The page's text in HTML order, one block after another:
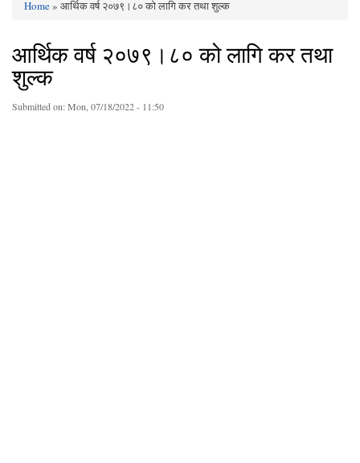
Home» आर्थिक वर्ष २०७९।८० को लागि कर तथा शुल्क
आर्थिक वर्ष २०७९।८० को लागि कर तथा
शुल्क
Submitted on:Mon, 07/18/2022 - 11:50